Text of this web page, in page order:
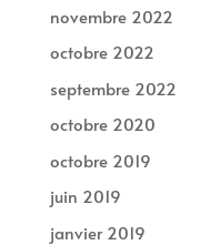
novembre 2022
octobre 2022
septembre 2022
octobre 2020
octobre 2019
juin 2019
janvier 2019